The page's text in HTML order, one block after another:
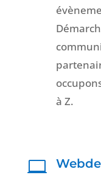
à Z.
